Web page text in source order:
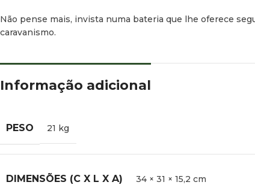
Não pense mais, invista numa bateria que lhe oferece
caravanismo.
Informação adicional
PESO 21 kg
DIMENSÕES (C X L X A) 34 × 31 × 15,2 cm